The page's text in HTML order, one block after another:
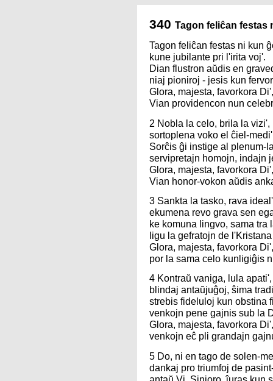
340 Tagon feliĉan festas
Tagon feliĉan festas ni kun
kune jubilante pri l'irita voj'.
Dian flustron aŭdis en
niaj pioniroj - jesis kun
Glora, majesta, favorkora Di',
Vian providencon nun
2 Nobla la celo, brila la vizi',
sortoplena voko el ĉiel-
Sorĉis ĝi instige al plenum-
servipretajn homojn, indajn
Glora, majesta, favorkora Di',
Vian honor-vokon aŭdis
3 Sankta la tasko, rava
ekumena revo grava sen
ke komuna lingvo, sama tra
ligu la gefratojn de
Glora, majesta, favorkora Di',
por la sama celo kunligiĝis
4 Kontraŭ vaniga, lula apati',
blindaj antaŭjuĝoj, ŝima
strebis fideluloj kun obstina
venkojn pene gajnis sub la
Glora, majesta, favorkora Di',
venkojn eĉ pli grandajn
5 Do, ni en tago de solen-
dankaj pro triumfoj de